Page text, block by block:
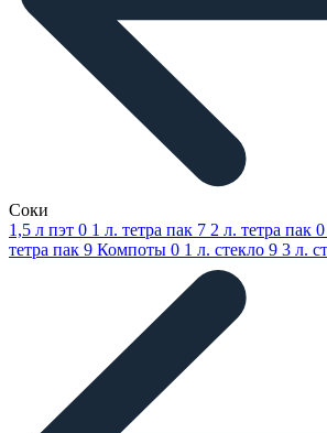
Соки
1,5 л пэт 0 1 л. тетра пак 7 2 л. тетра пак 0
тетра пак 9 Компоты 0 1 л. стекло 9 3 л.